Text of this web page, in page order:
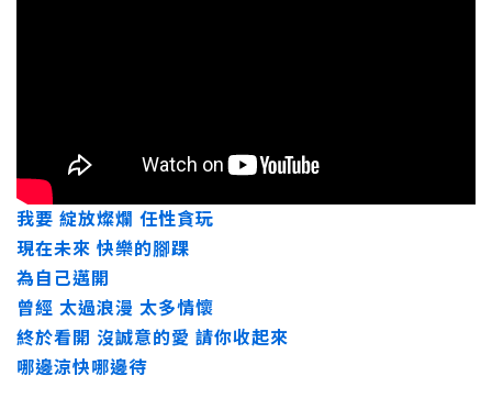
我要 綻放燦爛 任性貪玩
現在未來 快樂的腳踝
為自己邁開
曾經 太過浪漫 太多情懷
終於看開 沒誠意的愛 請你收起來
哪邊涼快哪邊待